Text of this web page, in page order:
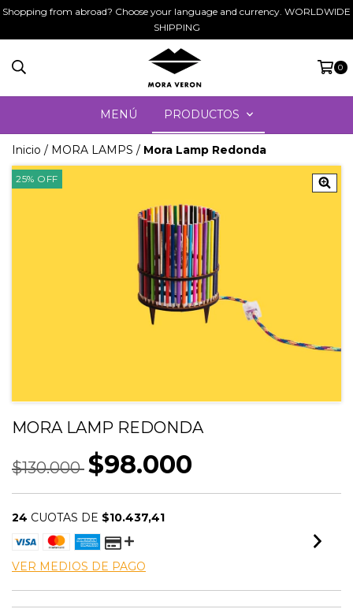
Shopping from abroad? Choose your language and currency. WORLDWIDE
SHIPPING
0
MENÚ PRODUCTOS
Inicio / MORA LAMPS / Mora Lamp Redonda
25% OFF
MORA LAMP REDONDA
$130.000 $98.000
24 CUOTAS DE $10.437,41
VER MEDIOS DE PAGO